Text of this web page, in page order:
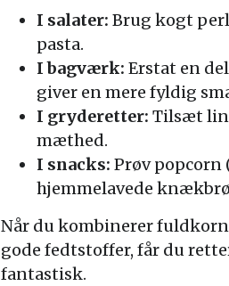
I salater: Brug kogt
pasta.
I bagværk: Erstat en
giver en mere fyldig
I gryderetter: Tilsæt
mæthed.
I snacks: Prøv
hjemmelavede
Når du kombinerer
gode fedtstoffer, får du
fantastisk.